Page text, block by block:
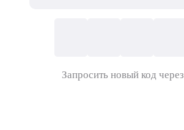
Запросить новый код через